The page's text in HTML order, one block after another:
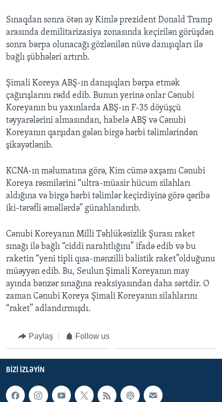
Sınaqdan sonra ötən ay Kimlə prezident Donald Tramp
arasında demilitarizasiya zonasında keçirilən görüşdən
sonra bərpa olunacağı gözlənilən nüvə danışıqları ilə
bağlı şübhələri artırıb.
Şimali Koreya ABŞ-ın danışıqları bərpa etmək
çağırışlarını rədd edib. Bunun yerinə onlar Cənubi
Koreyanın bu yaxınlarda ABŞ-ın F-35 döyüşçü
təyyarələrini almasından, habelə ABŞ və Cənubi
Koreyanın qarşıdan gələn birgə hərbi təlimlərindən
şikayətlənib.
KCNA-ın məlumatına görə, Kim cümə axşamı Cənubi
Koreya rəsmilərini “ultra-müasir hücum silahları
aldığına və birgə hərbi təlimlər keçirdiyinə görə qəribə
iki-tərəfli əməllərdə” günahlandırıb.
Cənubi Koreyanın Milli Təhlükəsizlik Şurası raket
sınağı ilə bağlı “ciddi narahtlığını” ifadə edib və bu
raketin “yeni tipli qısa-mənzilli balistik raket”olduğunu
müəyyən edib. Bu, Seulun Şimali Koreyanın may
ayında bənzər sınağına reaksiyasından daha sərtdir. O
zaman Cənubi Koreya Şimali Koreyanın silahlarını
“raket” adlandırmışdı.
Paylaş Follow us
BIZI IZLƏYIN